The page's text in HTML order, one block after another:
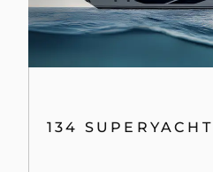
134 SUPERYACHT